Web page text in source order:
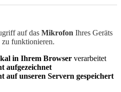
auf das Mikrofon Ihres Geräts
zu funktionieren.
in Ihrem Browser verarbeitet
aufgezeichnet
auf unseren Servern gespeichert